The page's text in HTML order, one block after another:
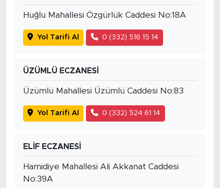
Huğlu Mahallesi Özgürlük Caddesi No:18A
Yol Tarifi Al 0 (332) 516 15 14
ÜZÜMLÜ ECZANESİ
Üzümlü Mahallesi Üzümlü Caddesi No:83
Yol Tarifi Al 0 (332) 524 61 14
ELİF ECZANESİ
Hamidiye Mahallesi Ali Akkanat Caddesi
No:39A